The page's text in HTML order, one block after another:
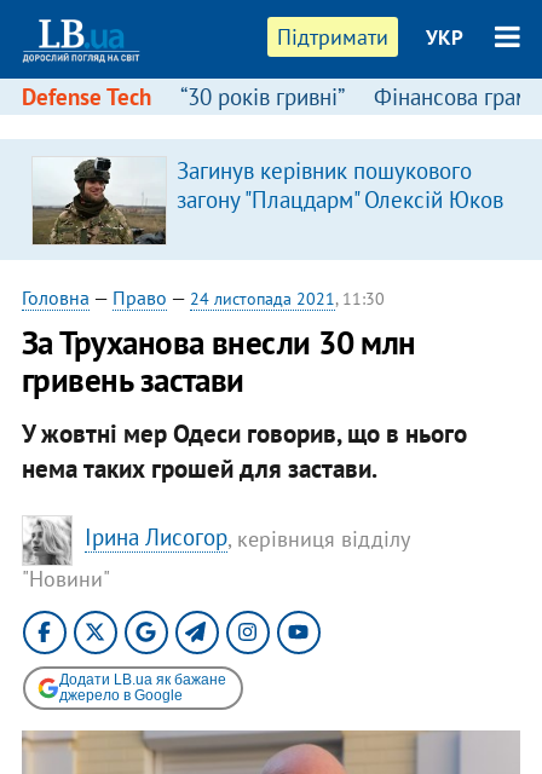
Підтримати УКР
Defense Tech “30 років гривні” Фінансова
Загинув керівник пошукового
загону "Плацдарм" Олексій Юков
Головна — Право — 24 листопада 2021, 11:30
За Труханова внесли 30 млн
гривень застави
У жовтні мер Одеси говорив, що в нього
нема таких грошей для застави.
Ірина Лисогор, керівниця відділу
"Новини"
Додати LB.ua як бажане
джерело в Google